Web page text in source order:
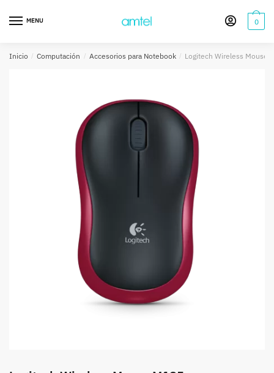
navegación
MENU 0
Inicio / Computación / Accesorios para Notebook / Logitech Wireless Mouse